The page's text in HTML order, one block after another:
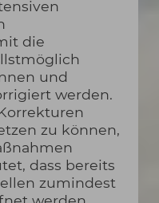
die
und
werden.
zu können,
dass bereits
zumindest